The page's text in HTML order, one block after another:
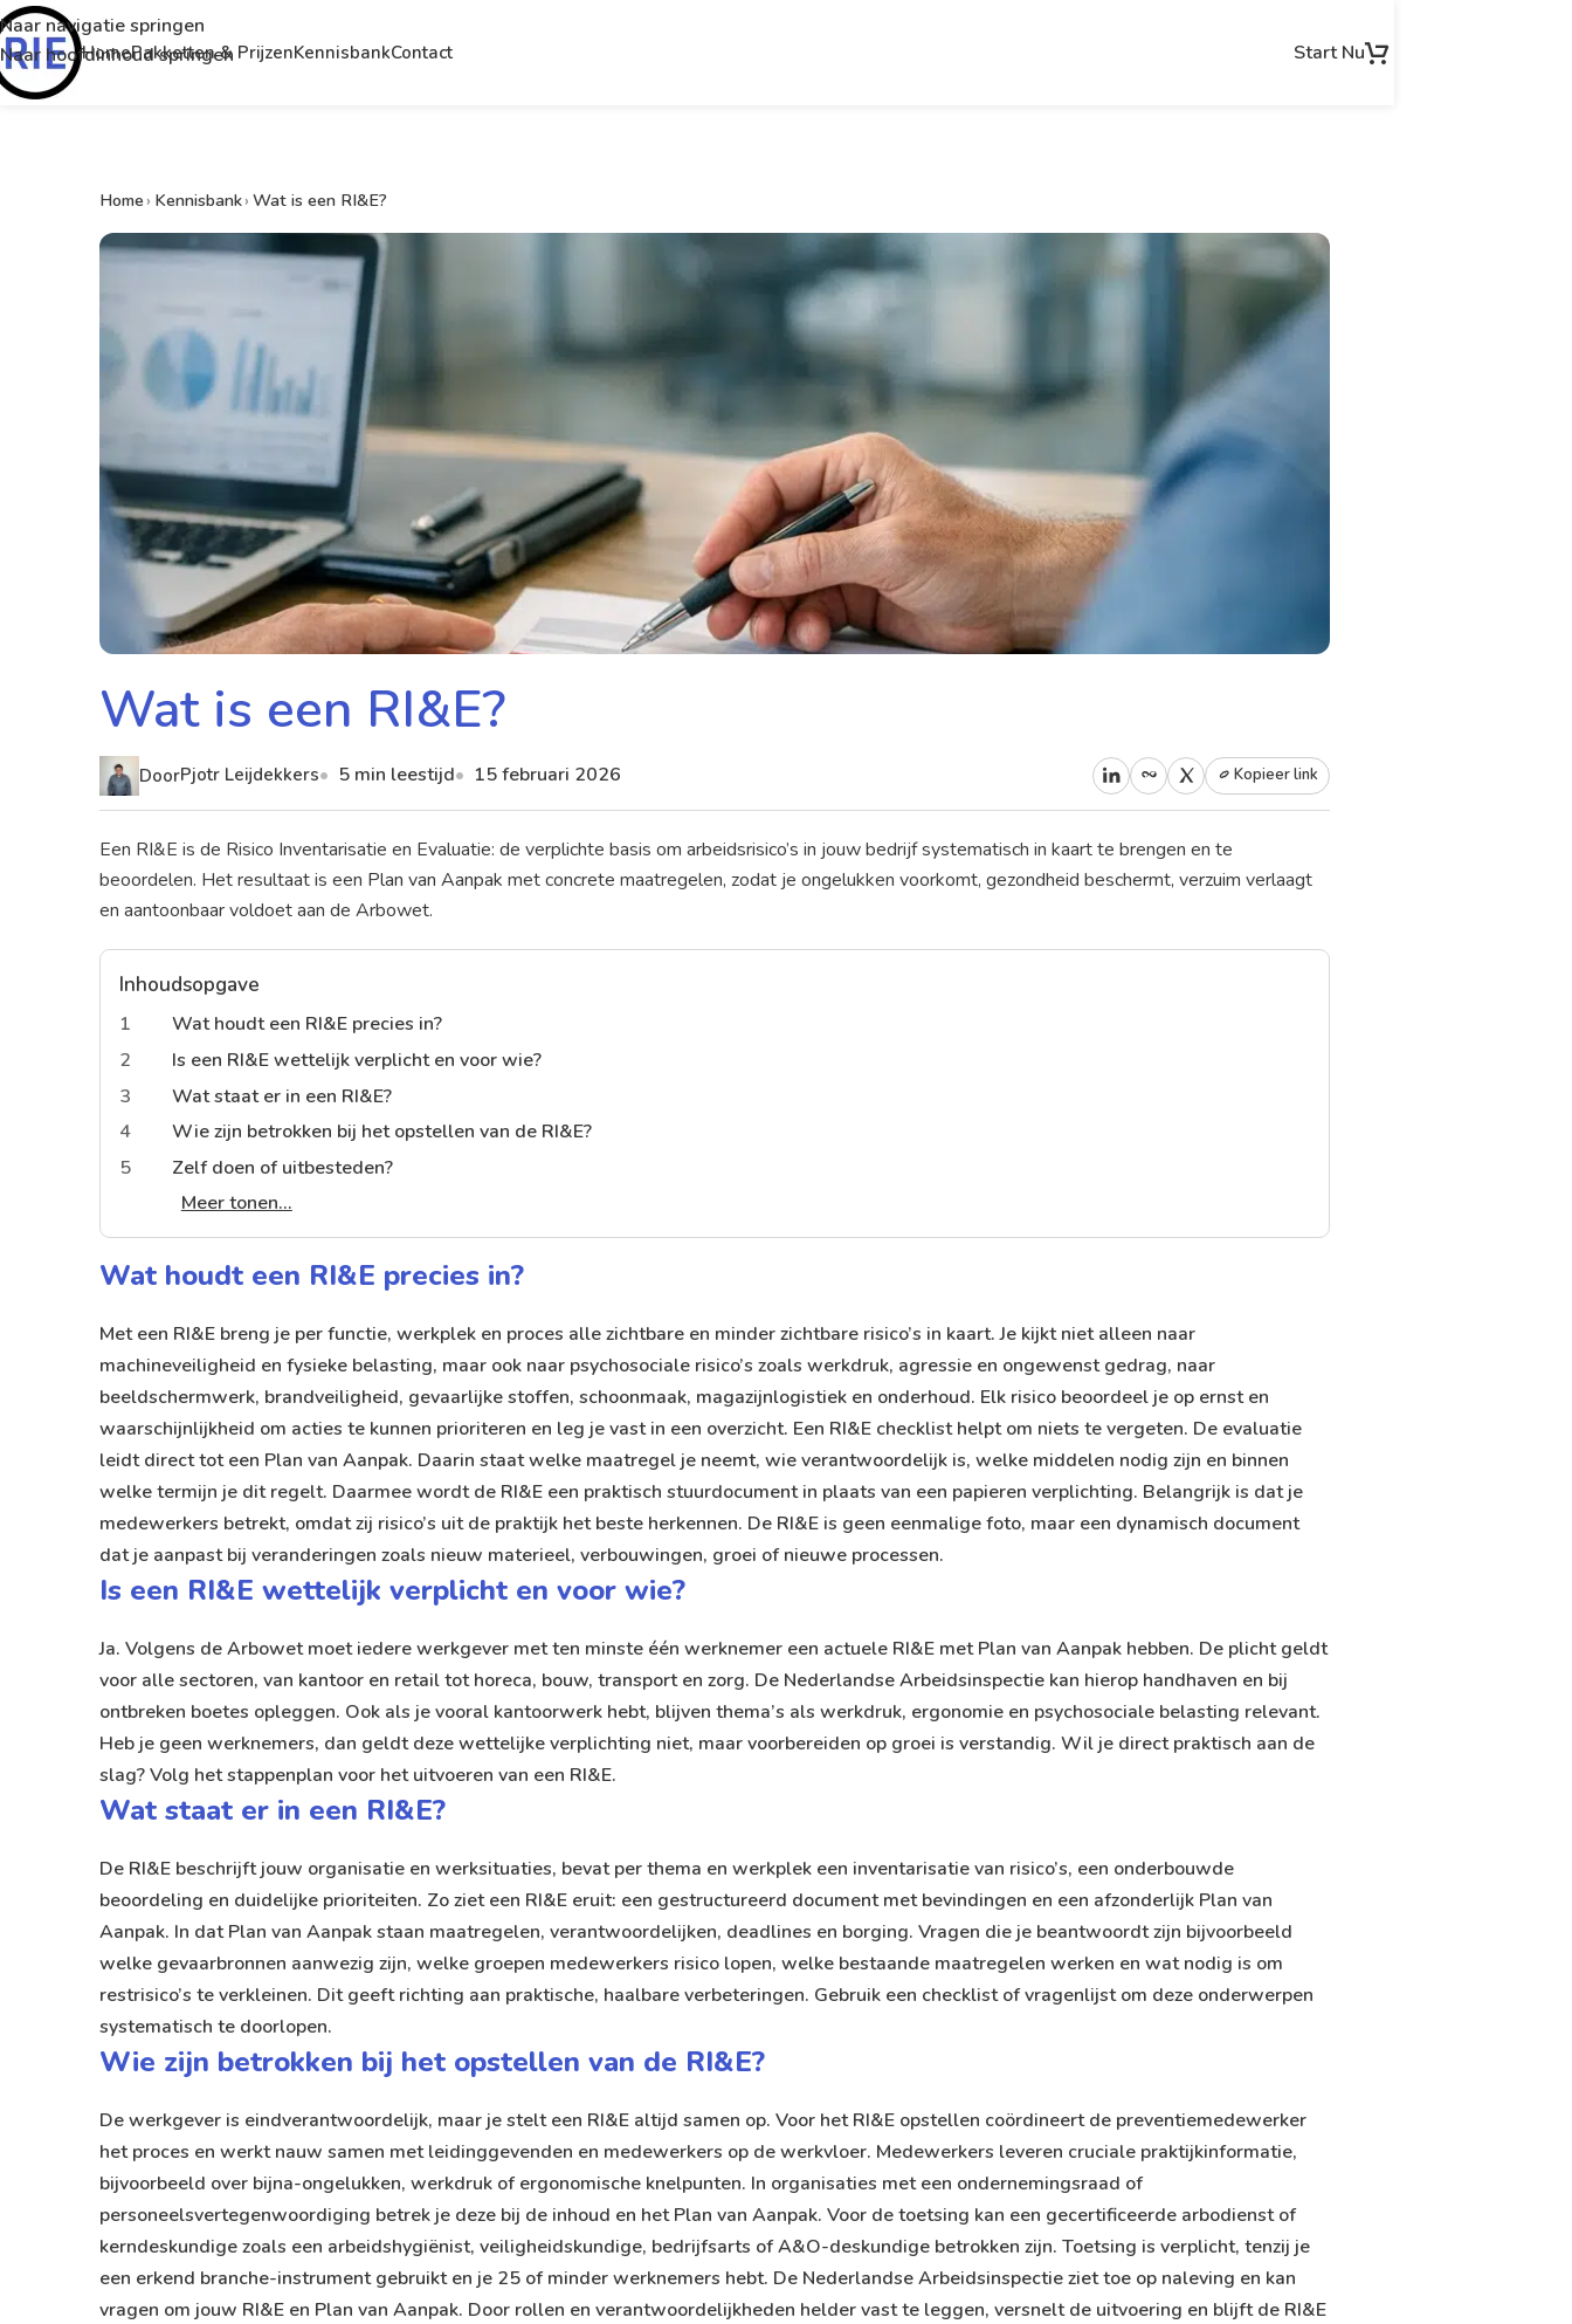
Naar navigatie springen
Naar hoofdinhoud springen
HomePakketten & PrijzenKennisbankContact Start Nu
Home › Kennisbank› Wat is een RI&E?
Wat is een RI&E?
DoorPjotr Leijdekkers 5 min leestijd 15 februari 2026 Kopieer link
Een RI&E is de Risico Inventarisatie en Evaluatie: de verplichte basis om arbeidsrisico’s in jouw bedrijf systematisch in kaart te brengen en te
beoordelen. Het resultaat is een Plan van Aanpak met concrete maatregelen, zodat je ongelukken voorkomt, gezondheid beschermt, verzuim verlaagt
en aantoonbaar voldoet aan de Arbowet.
Inhoudsopgave
1
Wat houdt een RI&E precies in?
2
Is een RI&E wettelijk verplicht en voor wie?
3
Wat staat er in een RI&E?
4
Wie zijn betrokken bij het opstellen van de RI&E?
5
Zelf doen of uitbesteden?
Meer tonen...
Wat houdt een RI&E precies in?
Met een RI&E breng je per functie, werkplek en proces alle zichtbare en minder zichtbare risico’s in kaart. Je kijkt niet alleen naar
machineveiligheid en fysieke belasting, maar ook naar psychosociale risico’s zoals werkdruk, agressie en ongewenst gedrag, naar
beeldschermwerk, brandveiligheid, gevaarlijke stoffen, schoonmaak, magazijnlogistiek en onderhoud. Elk risico beoordeel je op ernst en
waarschijnlijkheid om acties te kunnen prioriteren en leg je vast in een overzicht. Een RI&E checklisthelpt om niets te vergeten. De evaluatie
leidt direct tot een Plan van Aanpak. Daarin staat welke maatregel je neemt, wie verantwoordelijk is, welke middelen nodig zijn en binnen
welke termijn je dit regelt. Daarmee wordt de RI&E een praktisch stuurdocument in plaats van een papieren verplichting. Belangrijk is dat je
medewerkers betrekt, omdat zij risico’s uit de praktijk het beste herkennen. De RI&E is geen eenmalige foto, maar een dynamisch document
dat je aanpast bij veranderingen zoals nieuw materieel, verbouwingen, groei of nieuwe processen.
Is een RI&E wettelijk verplicht en voor wie?
Ja. Volgens de Arbowet moet iedere werkgever met ten minste één werknemer een actuele RI&E met Plan van Aanpak hebben. De plicht geldt
voor alle sectoren, van kantoor en retail tot horeca, bouw, transport en zorg. De Nederlandse Arbeidsinspectie kan hierop handhaven en bij
ontbreken boetes opleggen. Ook als je vooral kantoorwerk hebt, blijven thema’s als werkdruk, ergonomie en psychosociale belasting relevant.
Heb je geen werknemers, dan geldt deze wettelijke verplichting niet, maar voorbereiden op groei is verstandig. Wil je direct praktisch aan de
slag? Volg hetstappenplan voor het uitvoeren van een RI&E.
Wat staat er in een RI&E?
De RI&E beschrijft jouw organisatie en werksituaties, bevat per thema en werkplek een inventarisatie van risico’s, een onderbouwde
beoordeling en duidelijke prioriteiten. Zo ziet een RI&E eruit: een gestructureerd document met bevindingen en een afzonderlijk Plan van
Aanpak. In dat Plan van Aanpak staan maatregelen, verantwoordelijken, deadlines en borging. Vragen die je beantwoordt zijn bijvoorbeeld
welke gevaarbronnen aanwezig zijn, welke groepen medewerkers risico lopen, welke bestaande maatregelen werken en wat nodig is om
restrisico’s te verkleinen. Dit geeft richting aan praktische, haalbare verbeteringen. Gebruik een checklist of vragenlijst om deze onderwerpen
systematisch te doorlopen.
Wie zijn betrokken bij het opstellen van de RI&E?
De werkgever is eindverantwoordelijk, maar je stelt een RI&E altijd samen op. Voor hetRI&E opstellen coördineert de preventiemedewerker
het proces en werkt nauw samen met leidinggevenden en medewerkers op de werkvloer. Medewerkers leveren cruciale praktijkinformatie,
bijvoorbeeld over bijna-ongelukken, werkdruk of ergonomische knelpunten. In organisaties met een ondernemingsraad of
personeelsvertegenwoordiging betrek je deze bij de inhoud en het Plan van Aanpak. Voor de toetsing kan een gecertificeerde arbodienst of
kerndeskundige zoals een arbeidshygiënist, veiligheidskundige, bedrijfsarts of A&O-deskundige betrokken zijn. Toetsing is verplicht, tenzij je
een erkend branche-instrument gebruikt en je 25 of minder werknemers hebt. De Nederlandse Arbeidsinspectie ziet toe op naleving en kan
vragen om jouw RI&E en Plan van Aanpak. Door rollen en verantwoordelijkheden helder vast te leggen, versnelt de uitvoering en blijft de RI&E